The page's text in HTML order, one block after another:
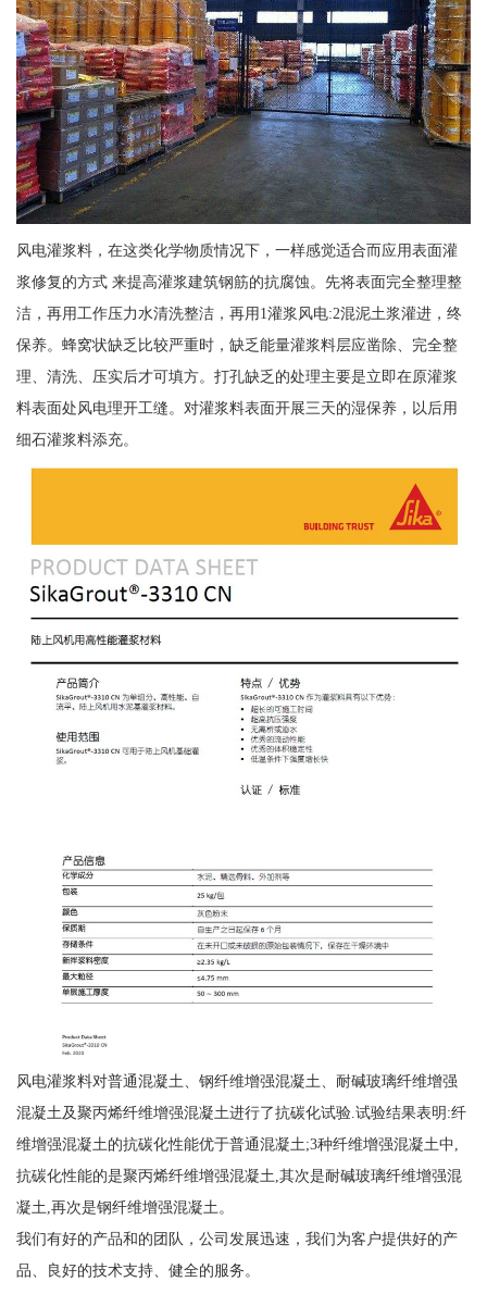
风电灌浆料，在这类化学物质情况下，一样感觉适合而应用表面灌
浆修复的方式 来提高灌浆建筑钢筋的抗腐蚀。先将表面完全整理整
洁，再用工作压力水清洗整洁，再用1灌浆风电:2混泥土浆灌进，终
保养。蜂窝状缺乏比较严重时，缺乏能量灌浆料层应凿除、完全整
理、清洗、压实后才可填方。打孔缺乏的处理主要是立即在原灌浆
料表面处风电理开工缝。对灌浆料表面开展三天的湿保养，以后用
细石灌浆料添充。
风电灌浆料对普通混凝土、钢纤维增强混凝土、耐碱玻璃纤维增强
混凝土及聚丙烯纤维增强混凝土进行了抗碳化试验.试验结果表明:纤
维增强混凝土的抗碳化性能优于普通混凝土;3种纤维增强混凝土中,
抗碳化性能的是聚丙烯纤维增强混凝土,其次是耐碱玻璃纤维增强混
凝土,再次是钢纤维增强混凝土。
我们有好的产品和的团队，公司发展迅速，我们为客户提供好的产
品、良好的技术支持、健全的服务。